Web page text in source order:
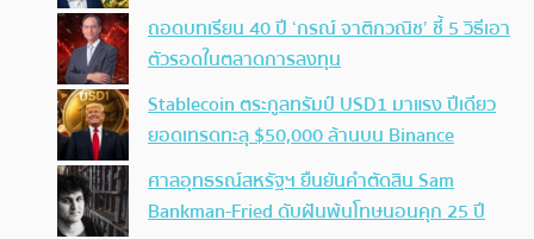
ถอดบทเรียน 40 ปี ‘กรณ์ จาติกวณิช’ ชี้ 5 วิธีเอา
ตัวรอดในตลาดการลงทุน
Stablecoin ตระกูลทรัมป์ USD1 มาแรง ปีเดียว
ยอดเทรดทะลุ $50,000 ล้านบน Binance
ศาลอุทธรณ์สหรัฐฯ ยืนยันคำตัดสิน Sam
Bankman-Fried ดับฝันพ้นโทษนอนคุก 25 ปี